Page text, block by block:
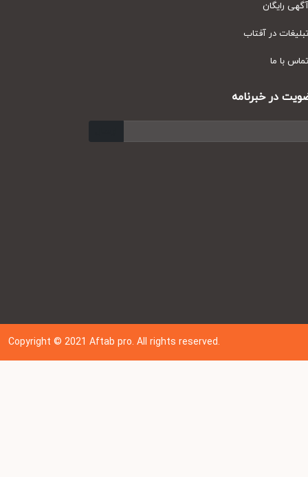
رایگان
در آفتاب
با ما
در خبرنامه
Copyright © 202 1Aftab pro. All rights reserved.